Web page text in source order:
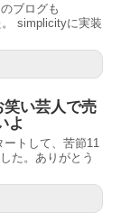
ブログも
。 simplicityに実装
笑い芸人で売
よ
トして、苦節11
た。ありがとう